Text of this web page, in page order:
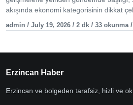
akışında ekonomi kategorisinin dikkat
admin / July 19, 2026 / 2 dk / 33 okunma
Erzincan Haber
Erzincan ve bolgeden tarafsiz, hizli ve